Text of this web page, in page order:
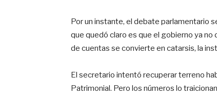
Por un instante, el debate parlamentario
que quedó claro es que el gobierno ya
de cuentas se convierte en catarsis, la
El secretario intentó recuperar terreno
Patrimonial. Pero los números lo